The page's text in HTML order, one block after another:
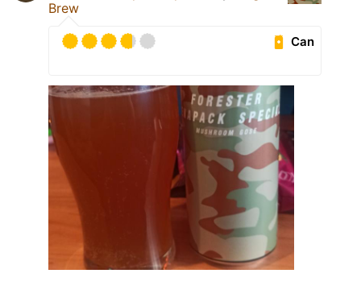
Brew
Can